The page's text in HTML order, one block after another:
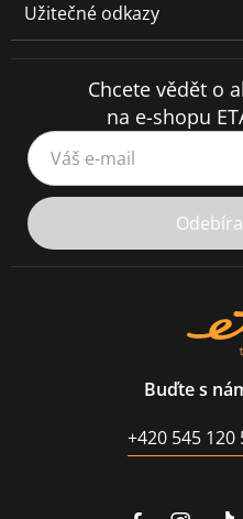
Užitečné odkazy
Chcete vědět o
na e-shopu
Váš e-mail
Buďte s
+420 545 120